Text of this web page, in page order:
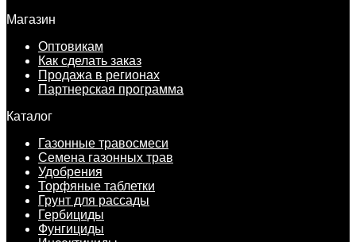
Магазин
Оптовикам
Как сделать заказ
Продажа в регионах
Партнерская программа
Каталог
Газонные травосмеси
Семена газонных трав
Удобрения
Торфяные таблетки
Грунт для рассады
Гербициды
Фунгициды